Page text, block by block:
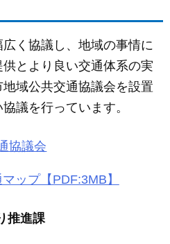
く協議し、地域の事情に
とより良い交通体系の実
域公共交通協議会を設置
議を行っています。
協議会
ップ【PDF:3MB】
推進課